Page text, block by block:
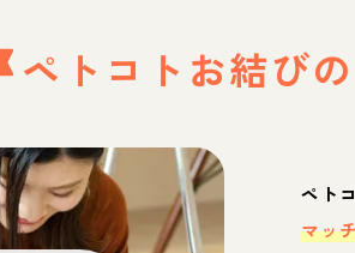
ペトコトお結びの
ペト
マッ